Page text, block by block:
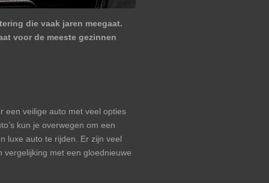
die vaak jaren meegaat.
voor de meeste gezinnen
een veilige auto met veel opties
kun je overwegen om een
luxe auto te rijden. Er zijn veel
vergelijking met een gloednieuwe